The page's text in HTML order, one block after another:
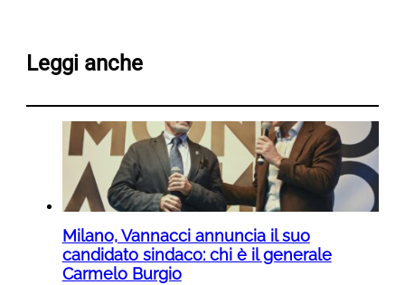
Leggi anche
Milano, Vannacci annuncia il suo
candidato sindaco: chi è il generale
Carmelo Burgio